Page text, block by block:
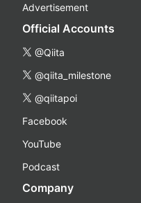
Advertisement
Official Accounts
@Qiita
@qiita_milestone
@qiitapoi
Facebook
YouTube
Podcast
Company